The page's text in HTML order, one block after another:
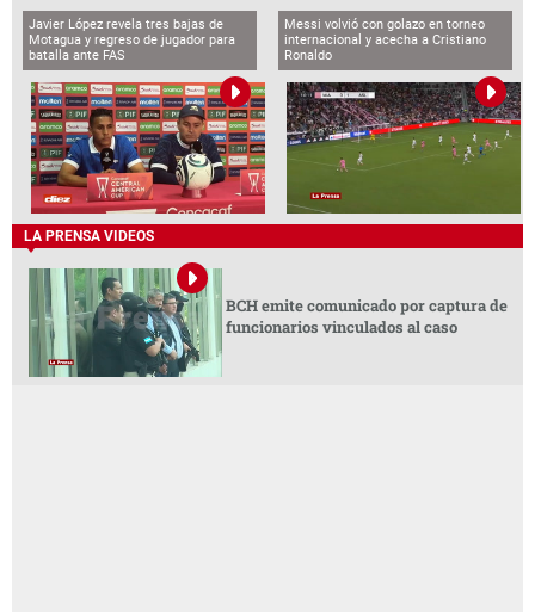
Javier López revela tres bajas de
Motagua y regreso de jugador para
batalla ante FAS
Messi volvió con golazo en torneo
internacional y acecha a Cristiano
Ronaldo
LA PRENSA VIDEOS
BCH emite comunicado por captura de
funcionarios vinculados al caso